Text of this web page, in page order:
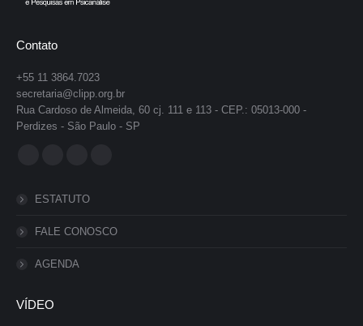
Contato
+55 11 3864.7023
secretaria@clipp.org.br
Rua Cardoso de Almeida, 60 cj. 111 e 113 - CEP.: 05013-000 -
Perdizes - São Paulo - SP
opens
window
opens
in
window
opens
in
window
in
ESTATUTO
FALE CONOSCO
AGENDA
VÍDEO